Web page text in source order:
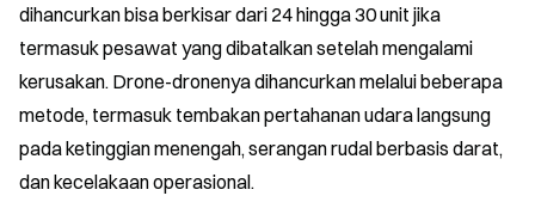
dihancurkan bisa berkisar dari 24 hingga 30 unit jika
termasuk pesawat yang dibatalkan setelah mengalami
kerusakan. Drone-dronenya dihancurkan melalui beberapa
metode, termasuk tembakan pertahanan udara langsung
pada ketinggian menengah, serangan rudal berbasis darat,
dan kecelakaan operasional.